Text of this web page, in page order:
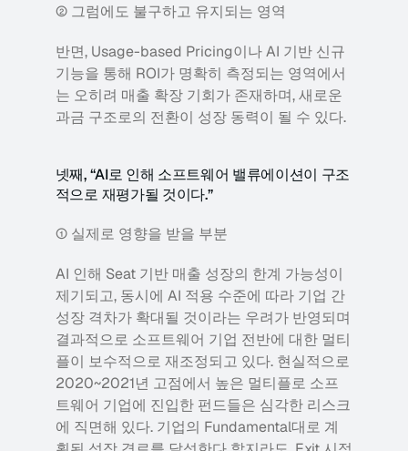
② 그럼에도 불구하고 유지되는 영역
반면, Usage-based Pricing이나 AI 기반 신규
기능을 통해 ROI가 명확히 측정되는 영역에서
는 오히려 매출 확장 기회가 존재하며, 새로운
과금 구조로의 전환이 성장 동력이 될 수 있다.
넷째, “AI로 인해 소프트웨어 밸류에이션이 구조
적으로 재평가될 것이다.”
① 실제로 영향을 받을 부분
AI 인해 Seat 기반 매출 성장의 한계 가능성이
제기되고, 동시에 AI 적용 수준에 따라 기업 간
성장 격차가 확대될 것이라는 우려가 반영되며
결과적으로 소프트웨어 기업 전반에 대한 멀티
플이 보수적으로 재조정되고 있다. 현실적으로
2020~2021년 고점에서 높은 멀티플로 소프
트웨어 기업에 진입한 펀드들은 심각한 리스크
에 직면해 있다. 기업의 Fundamental대로 계